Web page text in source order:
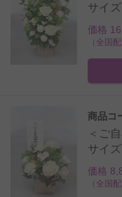
サイ
価格
（全国
商品コ
＜ご
サイ
価格
（全国